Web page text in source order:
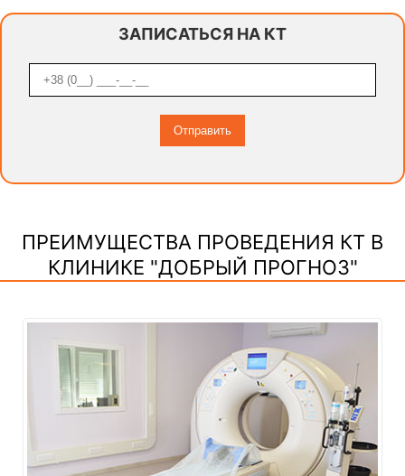
ЗАПИСАТЬСЯ НА КТ
ПРЕИМУЩЕСТВА ПРОВЕДЕНИЯ КТ В
КЛИНИКЕ "ДОБРЫЙ ПРОГНОЗ"